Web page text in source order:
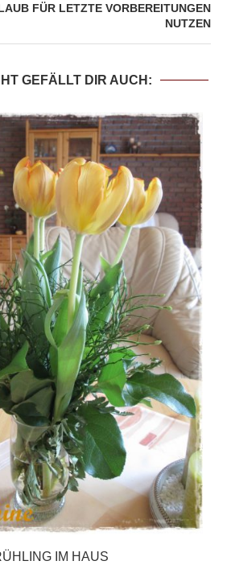
FÜR LETZTE VORBEREITUNGEN
NUTZEN
GEFÄLLT DIR AUCH:
IM HAUS